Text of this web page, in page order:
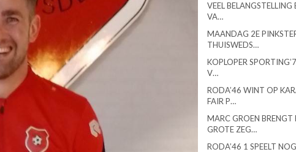
VEEL
VA…
MAANDAG 2E
THUISWEDS…
KOPLOPER
V…
RODA’46 WINT OP
FAIR P…
MARC GROEN BRENGT
GROTE ZEG…
RODA’46 1 SPEELT